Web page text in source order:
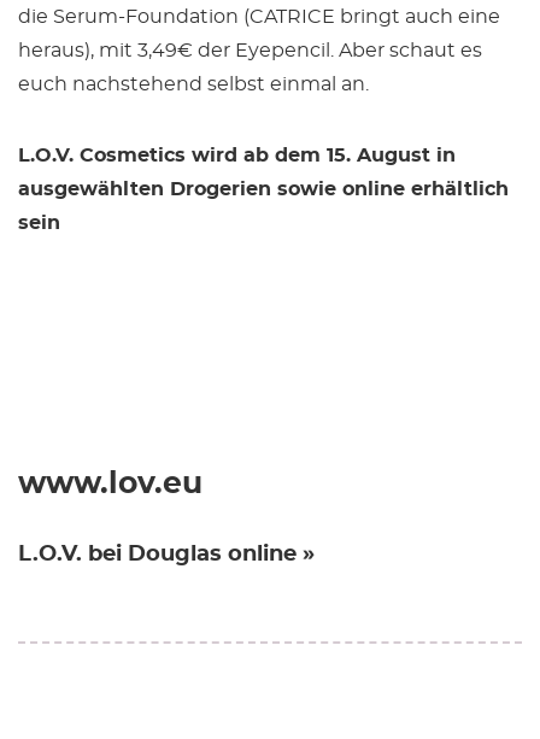
die Serum-Foundation (CATRICE bringt auch eine
heraus), mit 3,49€ der Eyepencil. Aber schaut es
euch nachstehend selbst einmal an.
L.O.V. Cosmetics wird ab dem 15. August in
ausgewählten Drogerien sowie online erhältlich
sein
www.lov.eu
L.O.V. bei Douglas online »